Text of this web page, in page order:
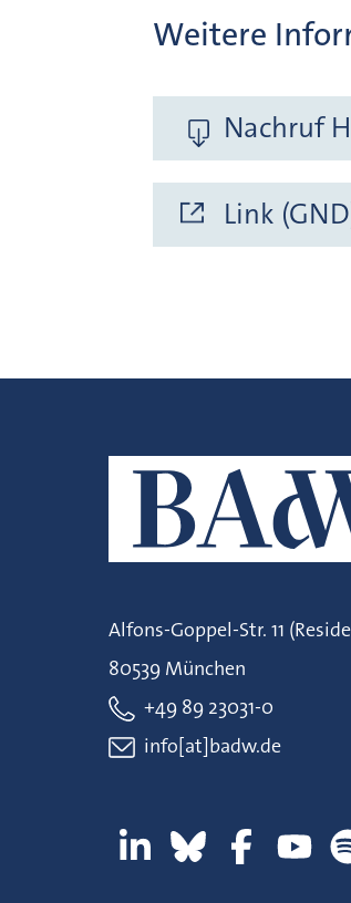
Weitere
Nachruf
Link
Alfons-Goppel-Str. 11
80539 München
+49 89 23031-0
info[at]badw.de